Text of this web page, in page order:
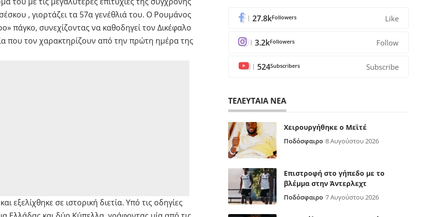
, γιορτάζει τα 57α γενέθλιά του. Ο Ρουμάνος
πάγκο, συνεχίζοντας να καθοδηγεί τον Δικέφαλο
που τον χαρακτηρίζουν από την πρώτη ημέρα της
εξελίχθηκε σε ιστορική διετία. Υπό τις οδηγίες
27.8kFollowers Like
3.2kFollowers Follow
524Subscribers Subscribe
ΤΕΛΕΥΤΑΙΑ ΝΕΑ
Χειρουργήθηκε ο Μεϊτέ
Ποδόσφαιρο 8 Αυγούστου 2026
Επιστροφή στο γήπεδο με το
βλέμμα στην Άντερλεχτ
Ποδόσφαιρο 7 Αυγούστου 2026